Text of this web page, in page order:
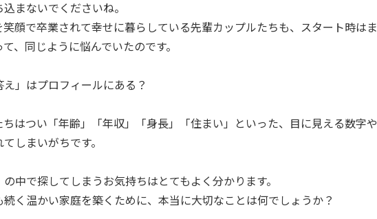
まないでくださいね。
顔で卒業されて幸せに暮らしている先輩カップルたちも、スタート時はま
、同じように悩んでいたのです。
」はプロフィールにある？
はつい「年齢」「年収」「身長」「住まい」といった、目に見える数字や
しまいがちです。
中で探してしまうお気持ちはとてもよく分かります。
く温かい家庭を築くために、本当に大切なことは何でしょうか？